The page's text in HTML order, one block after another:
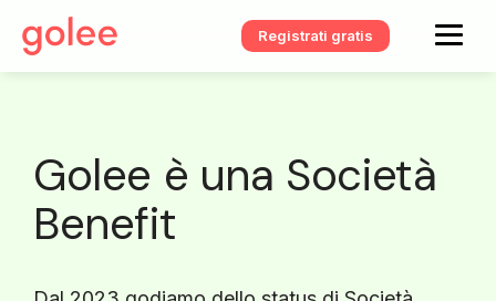
Registrati gratis
Golee è una Società
Benefit